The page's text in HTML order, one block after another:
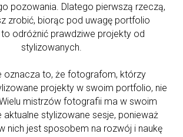
pozowania. Dlatego pierwszą rzeczą,
zrobić, biorąc pod uwagę portfolio
odróżnić prawdziwe projekty od
stylizowanych.
oznacza to, że fotografom, którzy
projekty w swoim portfolio, nie
mistrzów fotografii ma w swoim
stylizowane sesje, ponieważ
nich jest sposobem na rozwój i naukę